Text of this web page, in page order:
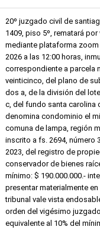
20º juzgado civil de
1409, piso 5º, rematará
mediante plataforma zoom
2026 a las 12:00 horas,
correspondiente a parcela
veinticinco, del plano de
dos a, de la división del
c, del fundo santa carolina
denomina condominio el
comuna de lampa, región
inscrito a fs. 2694, número
2023, del registro de
conservador de bienes
mínimo: $ 190.000.000.-
presentar materialmente
tribunal vale vista
orden del vigésimo
equivalente al 10% del